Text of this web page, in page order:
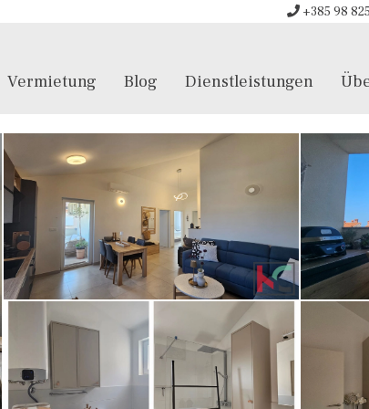
+385 98
Vermietung Blog Dienstleistungen